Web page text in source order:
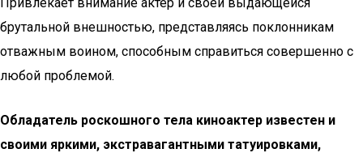
брутальной внешностью, представляясь поклонникам
отважным воином, способным справиться совершенно с
любой проблемой.
Обладатель роскошного тела киноактер известен и
своими яркими, экстравагантными татуировками,